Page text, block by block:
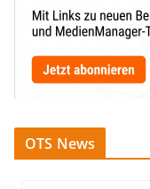
OTS News